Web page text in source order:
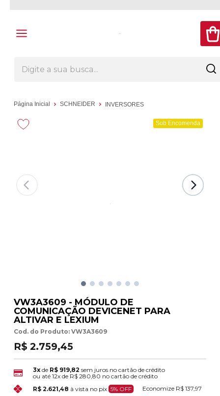
Página Inicial SCHNEIDER INVERSORES
Sob Encomenda
VW3A3609 - MÓDULO DE
COMUNICAÇÃO DEVICENET PARA
ALTIVAR E LEXIUM
Cod. do Produto: VW3A3609
R$ 2.759,45
3x de R$ 919,82 sem juros no cartão de crédito
ou até12x de R$ 280,80 no cartão de crédito
R$ 2.621,48 à vista no pix 5% OFF Economize R$ 137,97